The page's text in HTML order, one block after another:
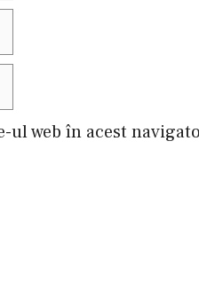
ul web în acest